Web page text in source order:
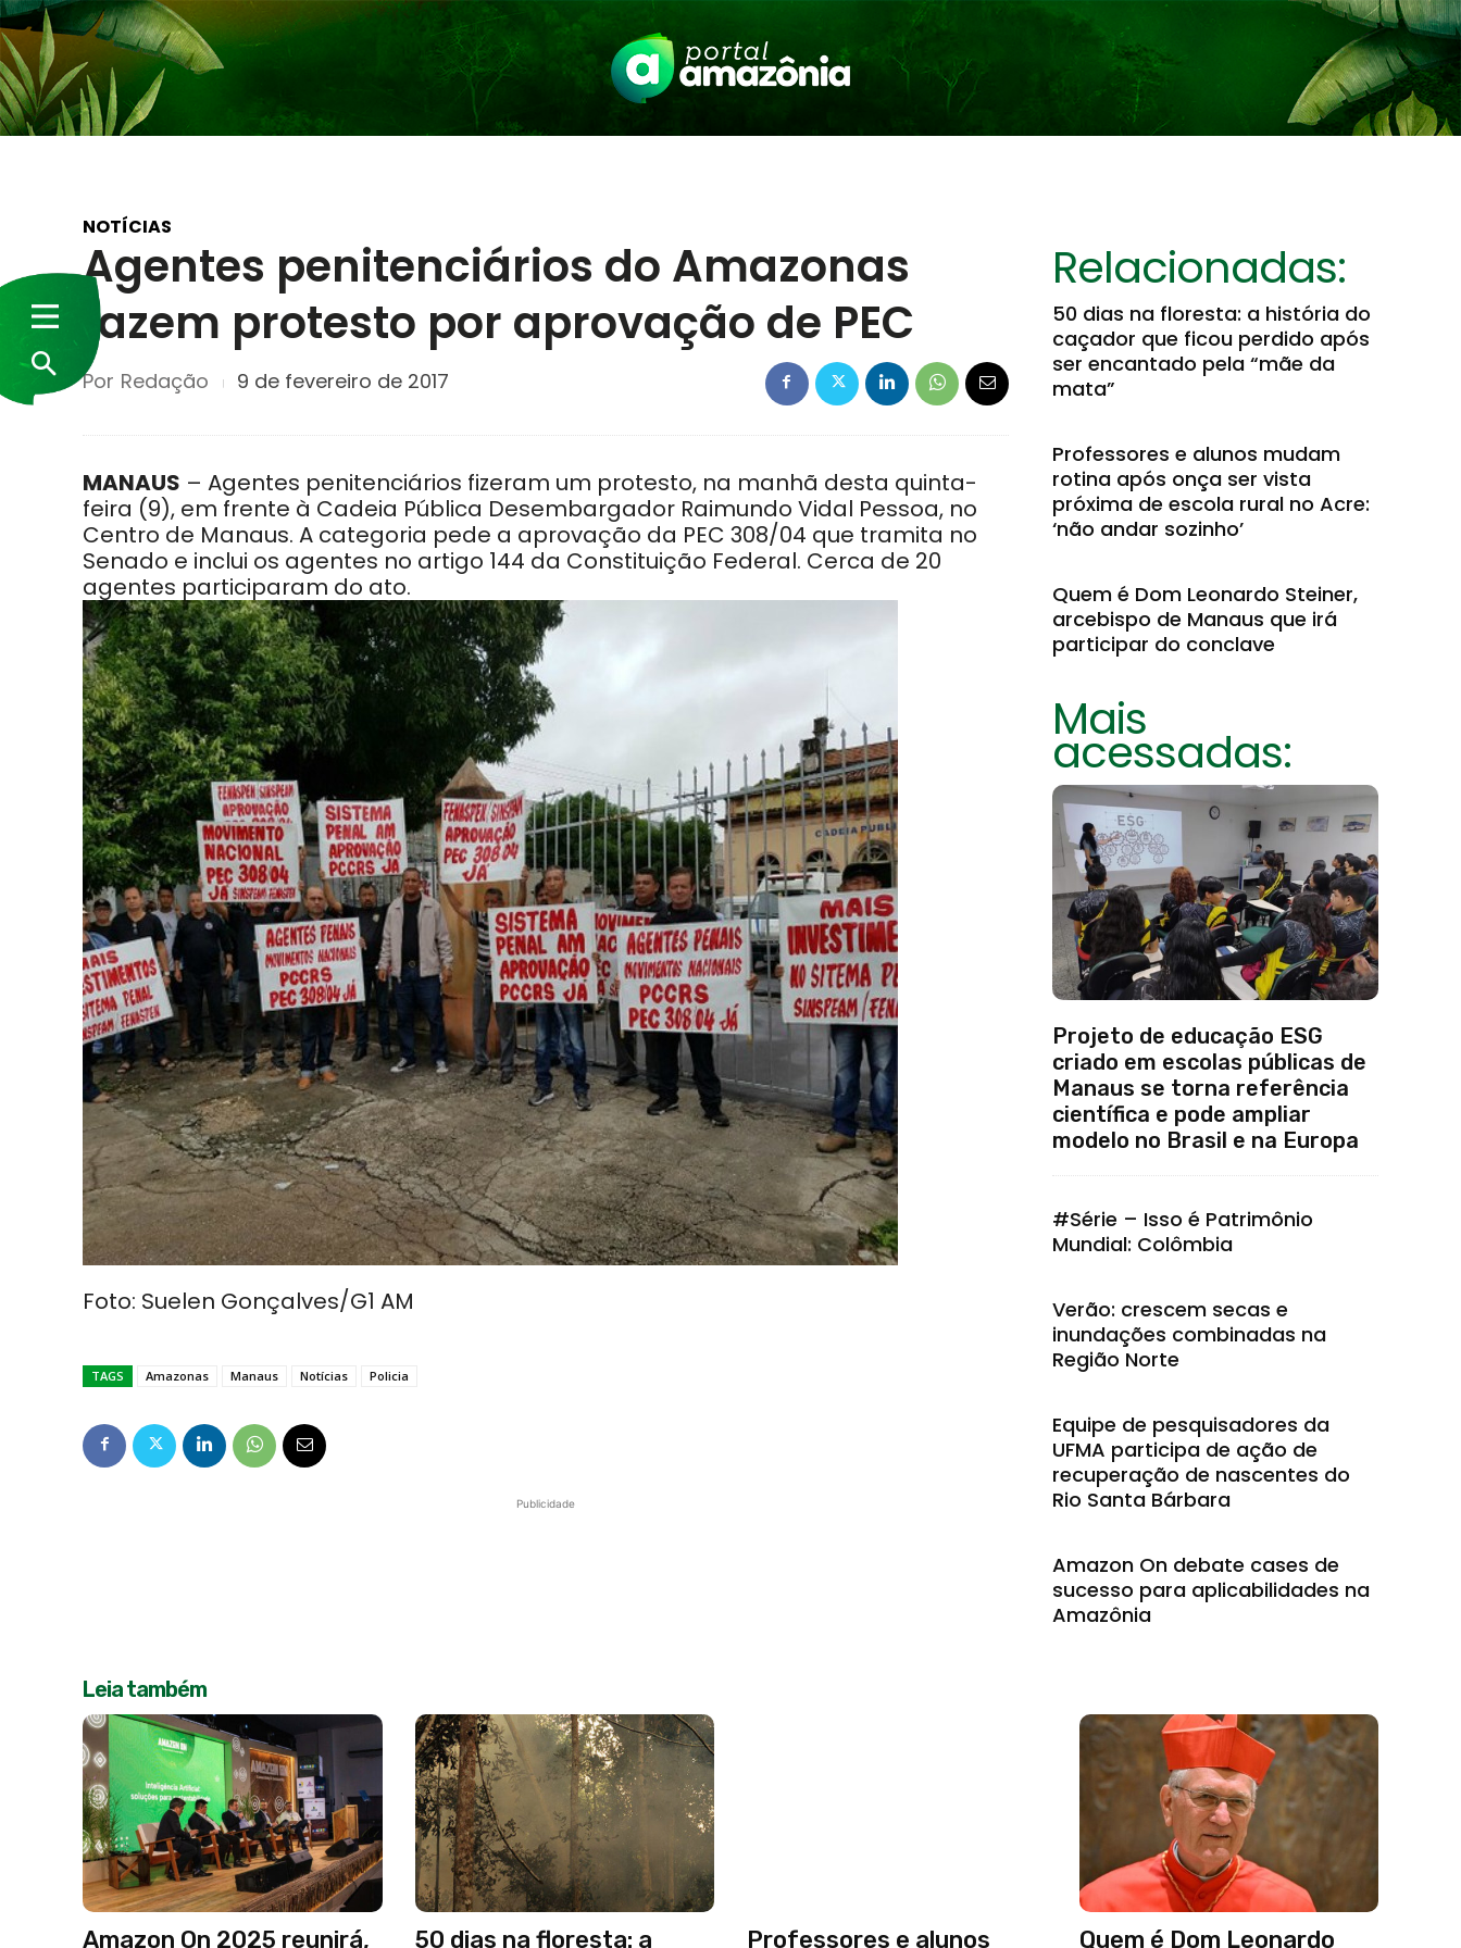
NOTÍCIAS
Agentes penitenciários do Amazonas
fazem protesto por aprovação de PEC
Por Redação 9 de fevereiro de 2017
MANAUS – Agentes penitenciários fizeram um protesto, na manhã desta quinta-
feira (9), em frente à Cadeia Pública Desembargador Raimundo Vidal Pessoa, no
Centro de Manaus. A categoria pede a aprovação da PEC 308/04 que tramita no
Senado e inclui os agentes no artigo 144 da Constituição Federal. Cerca de 20
agentes participaram do ato.
Foto: Suelen Gonçalves/G1 AM
TAGS Amazonas Manaus Notícias Policia
Publicidade
Relacionadas:
50 dias na floresta: a história do
caçador que ficou perdido após
ser encantado pela “mãe da
mata”
Professores e alunos mudam
rotina após onça ser vista
próxima de escola rural no Acre:
‘não andar sozinho’
Quem é Dom Leonardo Steiner,
arcebispo de Manaus que irá
participar do conclave
Mais
acessadas:
Projeto de educação ESG
criado em escolas públicas de
Manaus se torna referência
científica e pode ampliar
modelo no Brasil e na Europa
#Série – Isso é Patrimônio
Mundial: Colômbia
Verão: crescem secas e
inundações combinadas na
Região Norte
Equipe de pesquisadores da
UFMA participa de ação de
recuperação de nascentes do
Rio Santa Bárbara
Amazon On debate cases de
sucesso para aplicabilidades na
Amazônia
Leia também
Amazon On 2025 reunirá, 50 dias na floresta: a Professores e alunos Quem é Dom Leonardo